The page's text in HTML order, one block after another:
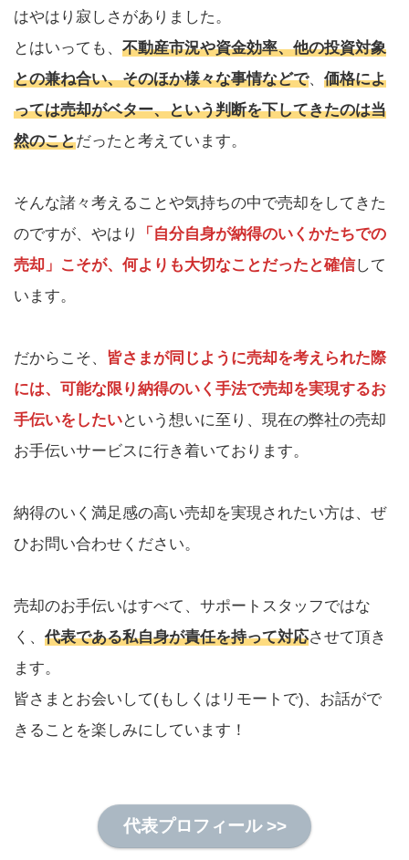
はやはり寂しさがありました。
とはいっても、 不動産市況や資金効率、他の投資対象
との兼ね合い、そのほか様々な事情などで、 価格によ
っては売却がベター、という判断を下してきたのは当
然のことだったと考えています。
そんな諸々考えることや気持ちの中で売却をしてきた
のですが、やはり
「自分自身が納得のいくかたちでの
売却」こそが、何よりも大切なことだったと確信して
います。
だからこそ、 皆さまが同じように売却を考えられた際
には、可能な限り納得のいく手法で売却を実現するお
手伝いをしたいという想いに至り、現在の弊社の売却
お手伝いサービスに行き着いております。
納得のいく満足感の高い売却を実現されたい方は、ぜ
ひお問い合わせください。
売却のお手伝いはすべて、サポートスタッフではな
く、 代表である私自身が責任を持って対応させて頂き
ます。
皆さまとお会いして(もしくはリモートで)、お話がで
きることを楽しみにしています！
代表プロフィール >>